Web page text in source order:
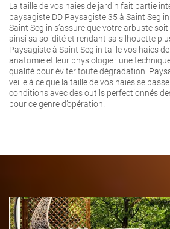
La taille de vos haies de jardin fait partie
paysagiste DD Paysagiste 35 à Saint
Saint Seglin s’assure que votre arbuste
ainsi sa solidité et rendant sa silhouette
Paysagiste à Saint Seglin taille vos haies
anatomie et leur physiologie : une
qualité pour éviter toute dégradation.
veille à ce que la taille de vos haies se
conditions avec des outils perfectionnés
pour ce genre d’opération.